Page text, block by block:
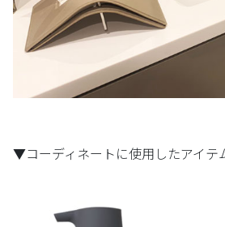
▼コーディネートに使用したアイテ